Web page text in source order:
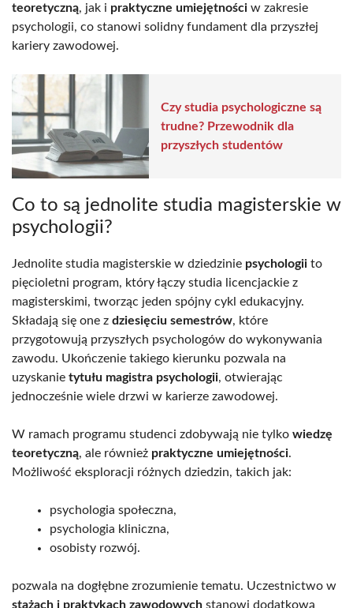
teoretyczną, jak i praktyczne umiejętności w zakresie
psychologii, co stanowi solidny fundament dla przyszłej
kariery zawodowej.
Czy studia psychologiczne są
trudne? Przewodnik dla
przyszłych studentów
Co to są jednolite studia magisterskie w
psychologii?
Jednolite studia magisterskie w dziedzinie psychologii to
pięcioletni program, który łączy studia licencjackie z
magisterskimi, tworząc jeden spójny cykl edukacyjny.
Składają się one z dziesięciu semestrów, które
przygotowują przyszłych psychologów do wykonywania
zawodu. Ukończenie takiego kierunku pozwala na
uzyskanie tytułu magistra psychologii, otwierając
jednocześnie wiele drzwi w karierze zawodowej.
W ramach programu studenci zdobywają nie tylko wiedzę
teoretyczną, ale również praktyczne umiejętności.
Możliwość eksploracji różnych dziedzin, takich jak:
psychologia społeczna,
psychologia kliniczna,
osobisty rozwój.
pozwala na dogłębne zrozumienie tematu. Uczestnictwo w
stażach i praktykach zawodowych stanowi dodatkową